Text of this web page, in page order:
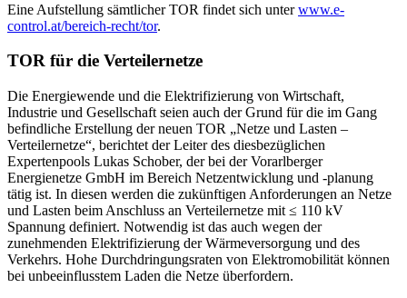
Eine Aufstellung sämtlicher TOR findet sich unterwww.e-
control.at/bereich-recht/tor.
TOR für die Verteilernetze
Die Energiewende und die Elektrifizierung von Wirtschaft,
Industrie und Gesellschaft seien auch der Grund für die im Gang
befindliche Erstellung der neuen TOR „Netze und Lasten –
Verteilernetze“, berichtet der Leiter des diesbezüglichen
Expertenpools Lukas Schober, der bei der Vorarlberger
Energienetze GmbH im Bereich Netzentwicklung und -planung
tätig ist. In diesen werden die zukünftigen Anforderungen an Netze
und Lasten beim Anschluss an Verteilernetze mit ≤ 110 kV
Spannung definiert. Notwendig ist das auch wegen der
zunehmenden Elektrifizierung der Wärmeversorgung und des
Verkehrs. Hohe Durchdringungsraten von Elektromobilität können
bei unbeeinflusstem Laden die Netze überfordern.